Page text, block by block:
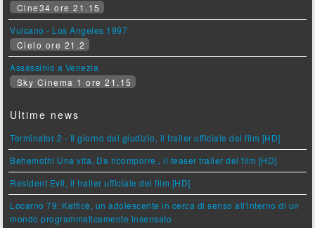
Cine34 ore 21.15
Vulcano - Los Angeles 1997
Cielo ore 21.2
Assassinio a Venezia
Sky Cinema 1 ore 21.15
Ultime news
Terminator 2 - Il giorno del giudizio, il trailer ufficiale del film [HD]
Behemoth! Una vita. Da ricomporre., il teaser trailer del film [HD]
Resident Evil, il trailer ufficiale del film [HD]
Locarno 79: Ketticè, un adolescente in cerca di senso all'interno di un
mondo programmaticamente insensato